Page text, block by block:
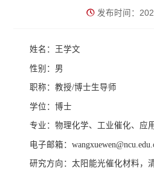
发布时间：
姓名：王学文
性别：男
职称：教授/博士生导师
学位：博士
专业：物理化学、工业催化、应
电子邮箱：
研究方向：太阳能光催化材料，